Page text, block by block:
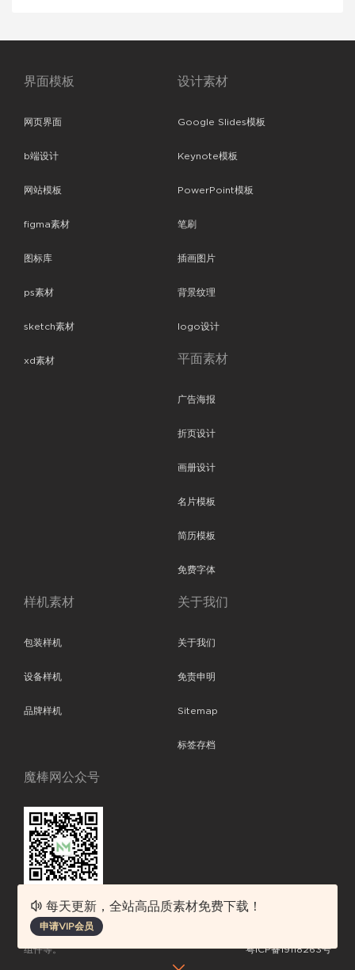
界面模板
网页界面
b端设计
网站模板
figma素材
图标库
ps素材
sketch素材
xd素材
设计素材
Google Slides模板
Keynote模板
PowerPoint模板
笔刷
插画图片
背景纹理
logo设计
平面素材
广告海报
折页设计
画册设计
名片模板
简历模板
免费字体
样机素材
包装样机
设备样机
品牌样机
关于我们
关于我们
免责申明
Sitemap
标签存档
魔棒网公众号
魔棒网提供优质设计模板下载，分享优秀的设计。素材包含了APP设计、
平面素材、ppt模板、网页设计、前端代码、样机素材、插画图片、附加
组件等。
粤ICP备19118263号
每天更新，全站高品质素材免费下载！
申请VIP会员